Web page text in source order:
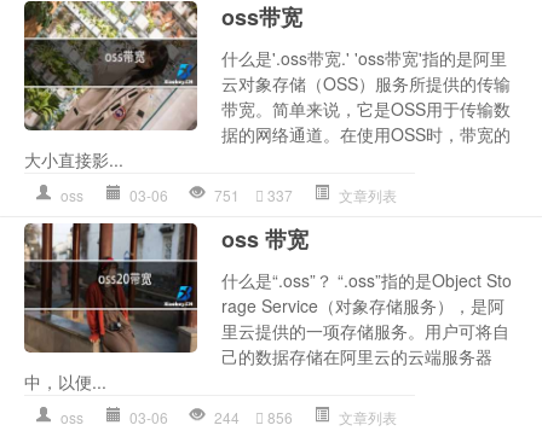
oss带宽
什么是'.oss带宽.' 'oss带宽'指的是阿里
云对象存储（OSS）服务所提供的传输
带宽。简单来说，它是OSS用于传输数
据的网络通道。在使用OSS时，带宽的
大小直接影...
oss 03-06 751 337 文章列表
oss 带宽
什么是“.oss”？ “.oss”指的是Object Sto
rage Service（对象存储服务），是阿
里云提供的一项存储服务。用户可将自
己的数据存储在阿里云的云端服务器
中，以便...
oss 03-06 244 856 文章列表